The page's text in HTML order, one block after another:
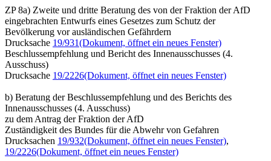
ZP 8a) Zweite und dritte Beratung des von der Fraktion der AfD
eingebrachten Entwurfs eines Gesetzes zum Schutz der
Bevölkerung vor ausländischen Gefährdern
Drucksache 19/931(Dokument, öffnet ein neues Fenster)
Beschlussempfehlung und Bericht des Innenausschusses (4.
Ausschuss)
Drucksache 19/2226(Dokument, öffnet ein neues Fenster)
b) Beratung der Beschlussempfehlung und des Berichts des
Innenausschusses (4. Ausschuss)
zu dem Antrag der Fraktion der AfD
Zuständigkeit des Bundes für die Abwehr von Gefahren
Drucksachen 19/932(Dokument, öffnet ein neues Fenster),
19/2226(Dokument, öffnet ein neues Fenster)